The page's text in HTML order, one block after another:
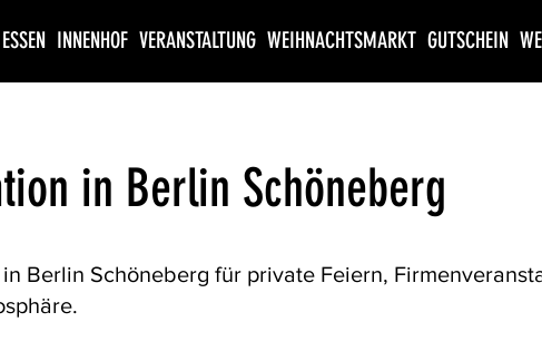
ESSEN INNENHOF VERANSTALTUNG WEIHNACHTSMARKT GUTSCHEIN
in Berlin Schöneberg
Berlin Schöneberg für private Feiern,